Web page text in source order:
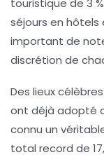
touristique de 3
séjours en hôtels
important de
discrétion de
Des lieux
ont déjà adopté
connu un
total record de